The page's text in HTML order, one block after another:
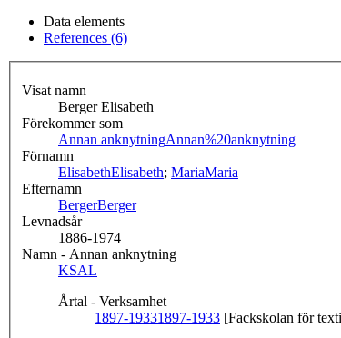
Data elements
References (6)
Visat namn
Berger Elisabeth
Förekommer som
Annan anknytningAnnan%20anknytning
Förnamn
ElisabethElisabeth; MariaMaria
Efternamn
BergerBerger
Levnadsår
1886-1974
Namn - Annan anknytning
KSAL
Årtal - Verksamhet
1897-19331897-1933 [Fackskolan för